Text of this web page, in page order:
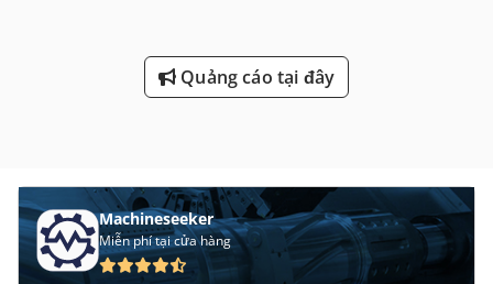
Quảng cáo tại đây
Machineseeker
Miễn phí tại cửa hàng